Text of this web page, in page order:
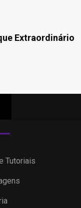
Extraordinário
Tutoriais